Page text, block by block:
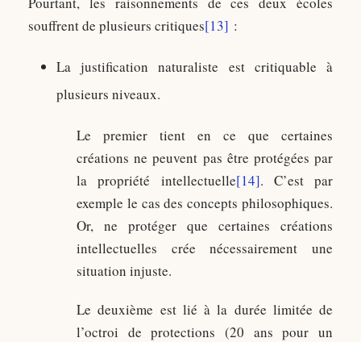
souffrent de plusieurs critiques[13] :
La justification naturaliste est critiquable à
plusieurs niveaux.
Le premier tient en ce que certaines
créations ne peuvent pas être protégées par
la propriété intellectuelle[14]. C’est par
exemple le cas des concepts philosophiques.
Or, ne protéger que certaines créations
intellectuelles crée nécessairement une
situation injuste.
Le deuxième est lié à la durée limitée de
l’octroi de protections (20 ans pour un